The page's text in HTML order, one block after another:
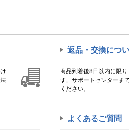
返品・交換につ
商品到着後8日以内に限り
す。サポートセンターま
ください。
よくあるご質問